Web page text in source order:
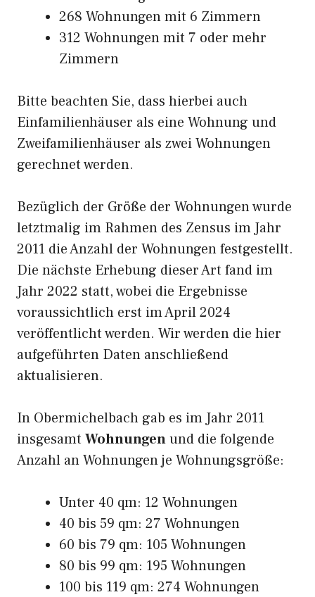
268 Wohnungen mit 6 Zimmern
312 Wohnungen mit 7 oder mehr
Zimmern
Bitte beachten Sie, dass hierbei auch
Einfamilienhäuser als eine Wohnung und
Zweifamilienhäuser als zwei Wohnungen
gerechnet werden.
Bezüglich der Größe der Wohnungen wurde
letztmalig im Rahmen des Zensus im Jahr
2011 die Anzahl der Wohnungen festgestellt.
Die nächste Erhebung dieser Art fand im
Jahr 2022 statt, wobei die Ergebnisse
voraussichtlich erst im April 2024
veröffentlicht werden. Wir werden die hier
aufgeführten Daten anschließend
aktualisieren.
In Obermichelbach gab es im Jahr 2011
insgesamt Wohnungenund die folgende
Anzahl an Wohnungen je Wohnungsgröße:
Unter 40 qm: 12 Wohnungen
40 bis 59 qm: 27 Wohnungen
60 bis 79 qm: 105 Wohnungen
80 bis 99 qm: 195 Wohnungen
100 bis 119 qm: 274 Wohnungen